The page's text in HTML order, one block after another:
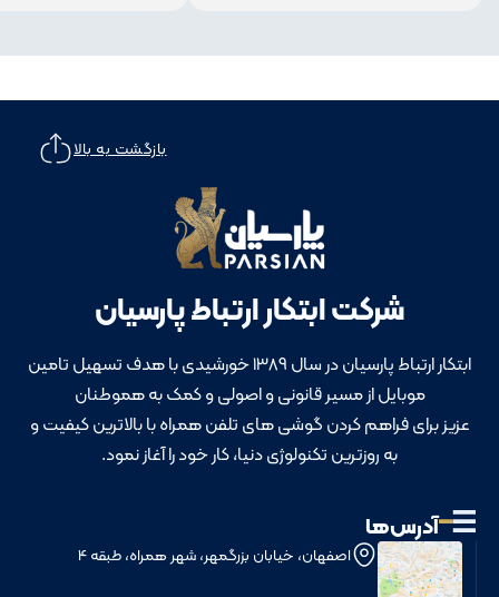
بازگشت به بالا
شرکت ابتکار ارتباط پارسیان
ابتکار ارتباط پارسیان در سال 1389 خورشیدی با هدف تسهیل تامین
موبایل از مسیر قانونی و اصولی و کمک به هموطنان
عزیز برای فراهم کردن گوشی های تلفن همراه با بالاترین کیفیت و
به روزترین تکنولوژی دنیا، کار خود را آغاز نمود.
آدرس‌ها
اصفهان، خیابان بزرگمهر، شهر همراه، طبقه 4